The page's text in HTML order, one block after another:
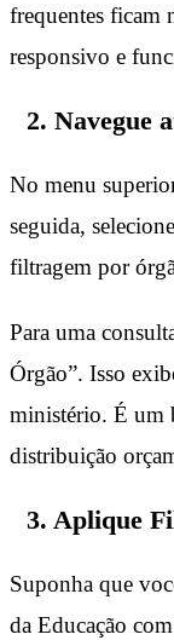
frequentes ficam
responsivo e
2. Navegue
No menu
seguida,
filtragem por
Para uma
Órgão”. Isso
ministério. É um
distribuição
3. Aplique
Suponha que
da Educação